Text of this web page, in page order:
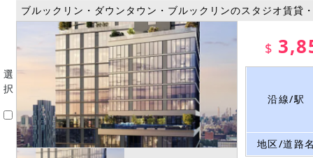
選
択
ブルックリン・ダウンタウン・ブルックリンのスタジオ賃貸
$
沿線/駅
地区/道路